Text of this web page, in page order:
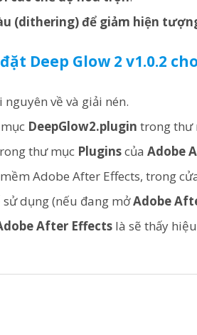
(dithering) để giảm hiện
Deep Glow 2 v1.0.2
nguyên về và giải nén.
DeepGlow2.plugin trong thư
thư mục Pluginscủa Adobe
Adobe After Effects, trong
sử dụng (nếu đang mởAdobe
After Effects là sẽ thấy